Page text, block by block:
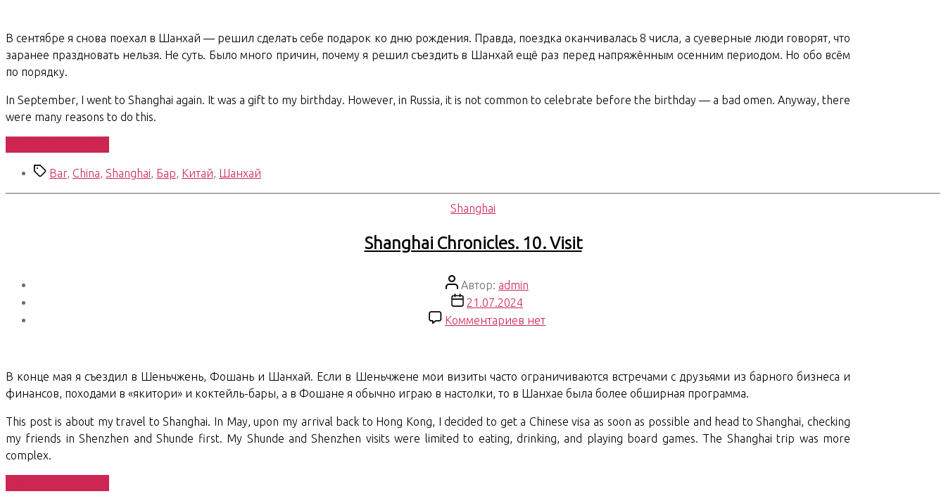
11.
September
В сентябре я снова поехал в Шанхай — решил сделать себе подарок ко дню рождения. Правда, поездка оканчивалась 8 числа, а суеверные люди говорят, что
заранее праздновать нельзя. Не суть. Было много причин, почему я решил съездить в Шанхай ещё раз перед напряжённым осенним периодом. Но обо всём
по порядку.
In September, I went to Shanghai again. It was a gift to my birthday. However, in Russia, it is not common to celebrate before the birthday — a bad omen. Anyway, there
were many reasons to do this.
11.
September
Метки
Bar, China, Shanghai, Бар, Китай, Шанхай
Рубрики
Shanghai
Shanghai Chronicles. 10. Visit
Автор
записи
Автор: admin
Дата
записи
21.07.2024
Комментариев к
10.
нет
В конце мая я съездил в Шеньчжень, Фошань и Шанхай. Если в Шеньчжене мои визиты часто ограничиваются встречами с друзьями из барного бизнеса и
финансов, походами в «якитори» и коктейль-бары, а в Фошане я обычно играю в настолки, то в Шанхае была более обширная программа.
This post is about my travel to Shanghai. In May, upon my arrival back to Hong Kong, I decided to get a Chinese visa as soon as possible and head to Shanghai, checking
my friends in Shenzhen and Shunde first. My Shunde and Shenzhen visits were limited to eating, drinking, and playing board games. The Shanghai trip was more
complex.